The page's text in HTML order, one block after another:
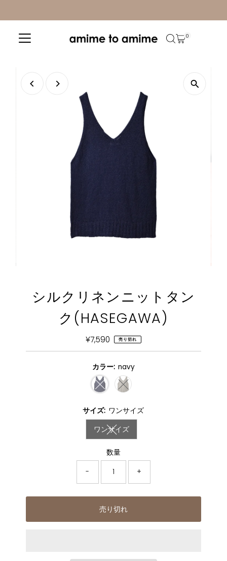
0
シルクリネンニットタン
ク(HASEGAWA)
通
常
価
格
¥7,590 売り切れ
カラー: navy
バリアントが売り切れまたは利用不可
バリアントが売り切れまたは利
サイズ: ワンサイズ
ワンサイズ
バリアントが売り切れまたは利用不
数量
-
+
売り切れ